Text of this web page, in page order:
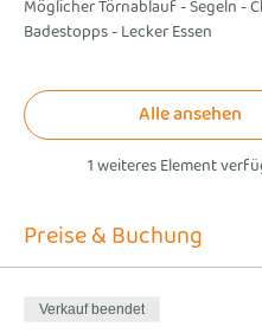
Möglicher Törnablauf - Segeln -
Badestopps - Lecker Essen
1 weiteres Element
Alle ansehen
Preise & Buchung
Verkauf beendet